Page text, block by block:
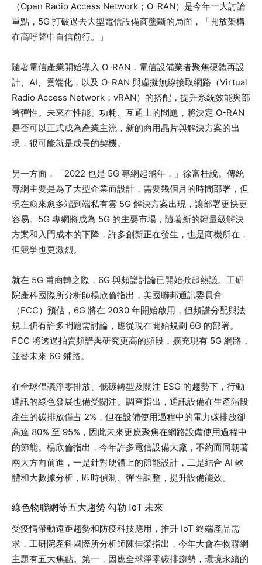
（Open Radio Access Network；O-RAN）是今年一大討論
重點，5G 打破過去大型電信設備商壟斷的局面，「開放架構
在高呼聲中自信前行。」
隨著電信產業開始導入 O-RAN，電信設備業者聚焦硬體再設
計、AI、雲端化，以及 O-RAN 與虛擬無線接取網路（Virtual
Radio Access Network；vRAN）的搭配，提升系統效能與部
署彈性。未來在性能、功耗、互通上的問題，將決定 O-RAN
是否可以正式成為產業主流，新的商用晶片與解決方案的出
現，很可能就是成長的契機。
另一方面，「2022 也是 5G 專網起飛年，」徐富桂說。傳統
專網主要是為了大型企業而設計，需要幾個月的時間部署，但
現在愈來愈多端到端私有雲 5G 解決方案出現，讓部署更快更
容易。5G 專網將成為 5G 的主要市場，隨著新的輕量級解決
方案和入門成本的下降，許多創新正在發生，也是商機所在，
但競爭也更激烈。
就在 5G 甫商轉之際，6G 與頻譜討論已開始掀起熱議。工研
院產科國際所分析師楊欣倫指出，美國聯邦通訊委員會
（FCC）預估，6G 將在 2030 年開始啟用，但頻譜分配與法
規上仍有許多問題需討論，應從現在開始規劃 6G 的部署。
FCC 將透過拍賣頻譜與研究更高的頻段，擴充現有 5G 網路，
並替未來 6G 鋪路。
在全球倡議淨零排放、低碳轉型及關注 ESG 的趨勢下，行動
通訊的綠色發展也備受關注。調查指出，通訊設備在生產階段
產生的碳排放僅占 2%，但在設備使用過程中的電力碳排放卻
高達 80% 至 95%，因此未來更應聚焦在網路設備使用過程中
的節能。楊欣倫指出，今年許多電信設備大廠，不約而同朝著
兩大方向前進，一是針對硬體上的節能設計，二是結合 AI 軟
體和大數據分析，即時偵測、彈性調整，提升設備能效。
綠色物聯網等五大趨勢 勾勒 IoT 未來
受疫情帶動遠距趨勢和防疫科技應用，推升 IoT 終端產品需
求，工研院產科國際所分析師陳佳滎指出，今年大會在物聯網
主題有五大焦點。第一，因應全球淨零碳排趨勢，環境永續的